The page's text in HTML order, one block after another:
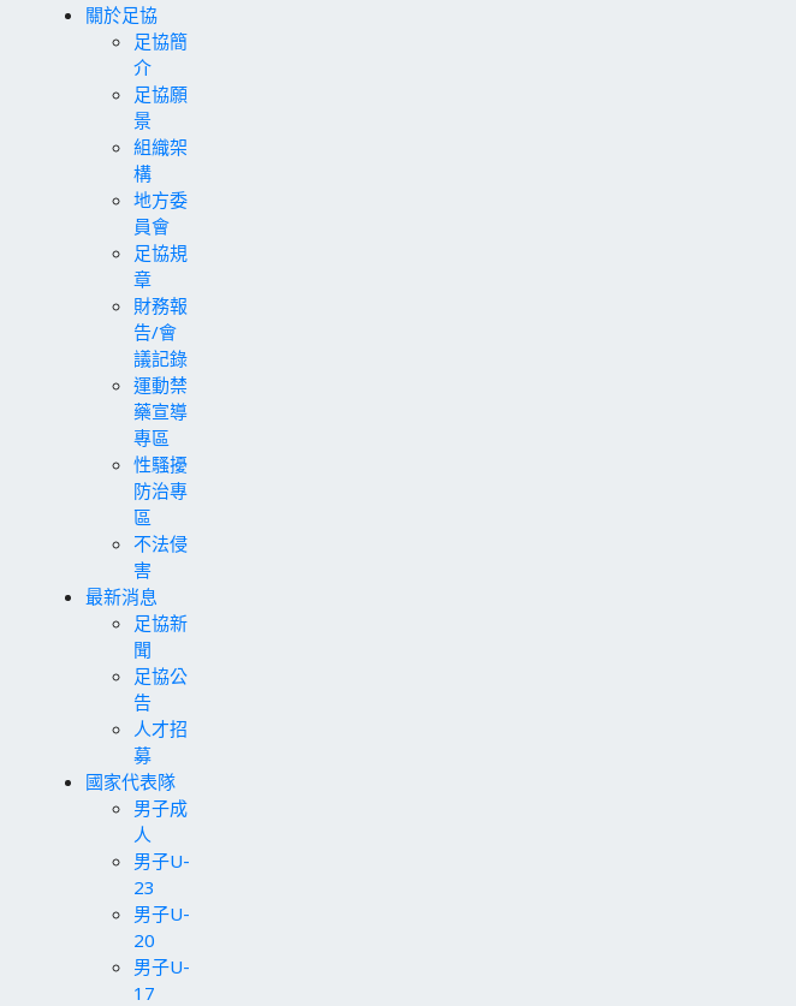
關於足協
足協簡
介
足協願
景
組織架
構
地方委
員會
足協規
章
財務報
告/會
議記錄
運動禁
藥宣導
專區
性騷擾
防治專
區
不法侵
害
最新消息
足協新
聞
足協公
告
人才招
募
國家代表隊
男子成
人
男子U-
23
男子U-
20
男子U-
17